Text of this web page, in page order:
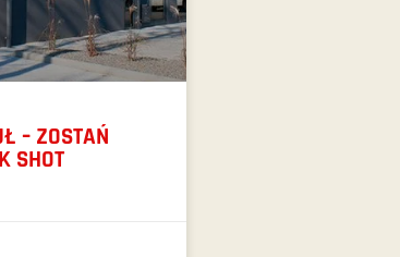
– ZOSTAŃ
SHOT